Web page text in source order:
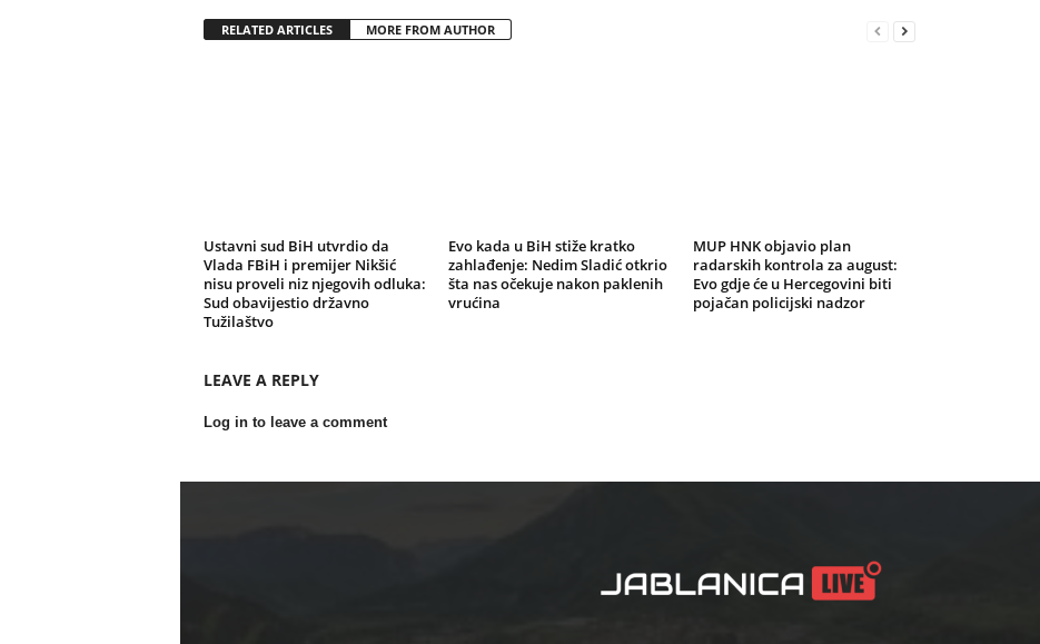
RELATED ARTICLES MORE FROM AUTHOR
Ustavni sud BiH utvrdio da
Vlada FBiH i premijer Nikšić
nisu proveli niz njegovih odluka:
Sud obavijestio državno
Tužilaštvo
Evo kada u BiH stiže kratko
zahlađenje: Nedim Sladić otkrio
šta nas očekuje nakon paklenih
vrućina
MUP HNK objavio plan
radarskih kontrola za august:
Evo gdje će u Hercegovini biti
pojačan policijski nadzor
LEAVE A REPLY
Log in to leave a comment